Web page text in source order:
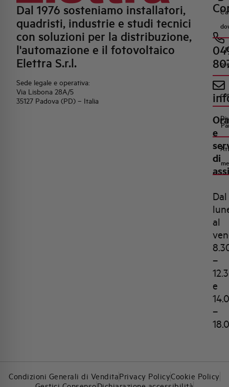
Dal 1976 sosteniamo installatori,
quadristi, industrie e studi tecnici
con soluzioni per la distribuzione,
l'automazione e il fotovoltaico
Elettra S.r.l.
Sede legale e operativa:
Via Lisbona 28A/5
35127 Padova (PD) – Italia
e
di
Dal
al
–
e
–
Condizioni Generali di VenditaPrivacy PolicyCookie Policy